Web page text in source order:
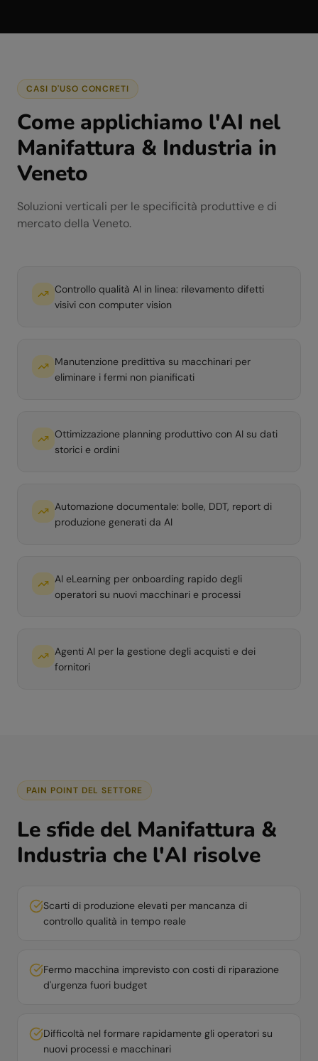
CASI D'USO CONCRETI
Come applichiamo l'AI nel
Manifattura & Industria in
Veneto
Soluzioni verticali per le specificità produttive e di
mercato della Veneto.
Controllo qualità AI in linea: rilevamento difetti
visivi con computer vision
Manutenzione predittiva su macchinari per
eliminare i fermi non pianificati
Ottimizzazione planning produttivo con AI su dati
storici e ordini
Automazione documentale: bolle, DDT, report di
produzione generati da AI
AI eLearning per onboarding rapido degli
operatori su nuovi macchinari e processi
Agenti AI per la gestione degli acquisti e dei
fornitori
PAIN POINT DEL SETTORE
Le sfide del Manifattura &
Industria che l'AI risolve
Scarti di produzione elevati per mancanza di
controllo qualità in tempo reale
Fermo macchina imprevisto con costi di riparazione
d'urgenza fuori budget
Difficoltà nel formare rapidamente gli operatori su
nuovi processi e macchinari